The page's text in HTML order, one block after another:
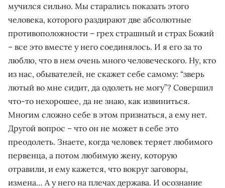
мучился сильно. Мы старались показать этого
человека, которого раздирают две абсолютные
противоположности – грех страшный и страх Божий
– все это вместе у него соединялось. И я его за то
люблю, что в нем очень много человеческого. Ну, кто
из нас, обывателей, не скажет себе самому: “зверь
лютый во мне сидит, да одолеть не могу”? Совершил
что-то нехорошее, да не знаю, как извиниться.
Многим сложно себе в этом признаться, а ему нет.
Другой вопрос – что он не может в себе это
преодолеть. Знаете, когда человек теряет любимого
первенца, а потом любимую жену, которую
отравили, и ему кажется, что вокруг заговоры,
измена… А у него на плечах держава. И осознание